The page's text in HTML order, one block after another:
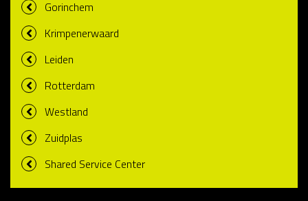
Gorinchem
Krimpenerwaard
Leiden
Rotterdam
Westland
Zuidplas
Shared Service Center